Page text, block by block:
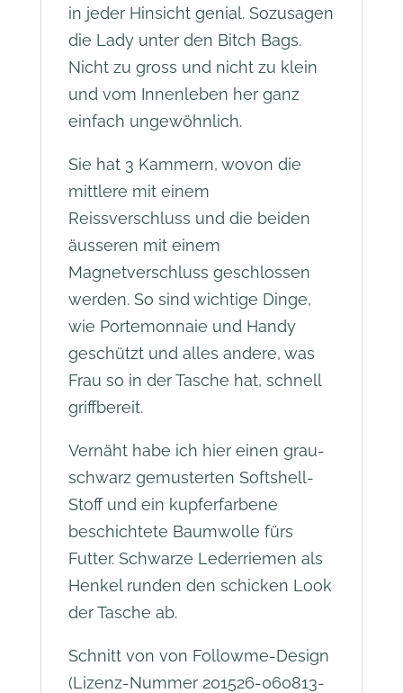
in jeder Hinsicht genial. Sozusagen
die Lady unter den Bitch Bags.
Nicht zu gross und nicht zu klein
und vom Innenleben her ganz
einfach ungewöhnlich.
Sie hat 3 Kammern, wovon die
mittlere mit einem
Reissverschluss und die beiden
äusseren mit einem
Magnetverschluss geschlossen
werden. So sind wichtige Dinge,
wie Portemonnaie und Handy
geschützt und alles andere, was
Frau so in der Tasche hat, schnell
griffbereit.
Vernäht habe ich hier einen grau-
schwarz gemusterten Softshell-
Stoff und ein kupferfarbene
beschichtete Baumwolle fürs
Futter. Schwarze Lederriemen als
Henkel runden den schicken Look
der Tasche ab.
Schnitt von von Followme-Design
(Lizenz-Nummer 201526-060813-